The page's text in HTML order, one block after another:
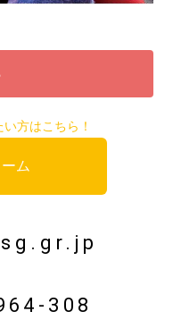
方はこちら！
ム
308